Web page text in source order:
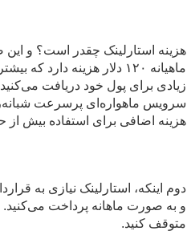
هزینه استارلینک چقدر است؟ و
ماهیانه ۱۲۰ دلار هزینه دارد که
زیادی برای پول خود دریافت
سرویس ماهواره‌ای پرسرعت
هزینه اضافی برای استفاده بیش از
دوم اینکه، استارلینک نیازی به
و به صورت ماهانه پرداخت می‌کنید.
متوقف کنید.